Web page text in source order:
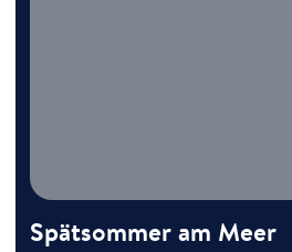
Spätsommer am Meer